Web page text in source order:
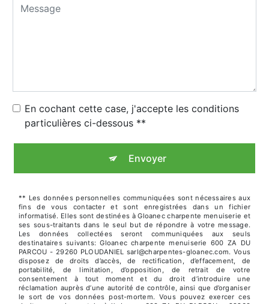
En cochant cette case, j'accepte les conditions
particulières ci-dessous **
Envoyer
** Les données personnelles communiquées sont nécessaires aux
fins de vous contacter et sont enregistrées dans un fichier
informatisé. Elles sont destinées à Gloanec charpente menuiserie et
ses sous-traitants dans le seul but de répondre à votre message.
Les données collectées seront communiquées aux seuls
destinataires suivants: Gloanec charpente menuiserie 600 ZA DU
PARCOU - 29260 PLOUDANIEL sarl@charpentes-gloanec.com. Vous
disposez de droits d’accès, de rectification, d’effacement, de
portabilité, de limitation, d’opposition, de retrait de votre
consentement à tout moment et du droit d’introduire une
réclamation auprès d’une autorité de contrôle, ainsi que d’organiser
le sort de vos données post-mortem. Vous pouvez exercer ces